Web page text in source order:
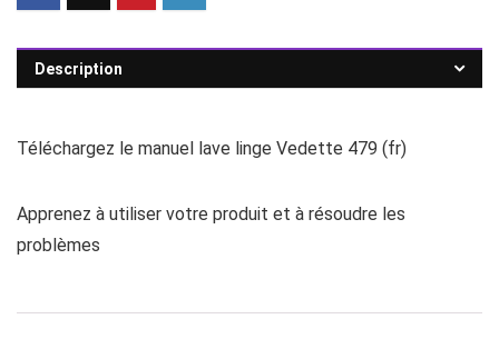
Description
Téléchargez le manuel lave linge Vedette 479 (fr)
Apprenez à utiliser votre produit et à résoudre les
problèmes